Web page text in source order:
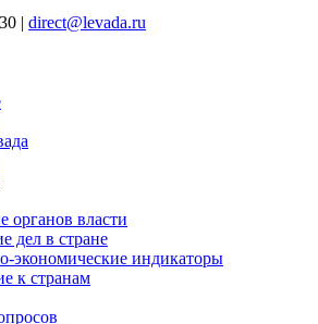
| direct@levada.ru
органов власти
дел в стране
экономические индикаторы
к странам